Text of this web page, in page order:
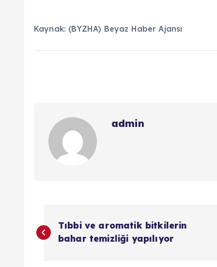
Kaynak: (BYZHA) Beyaz Haber Ajansı
admin
Y
a
Tıbbi ve aromatik bitkilerin
bahar temizliği yapılıyor